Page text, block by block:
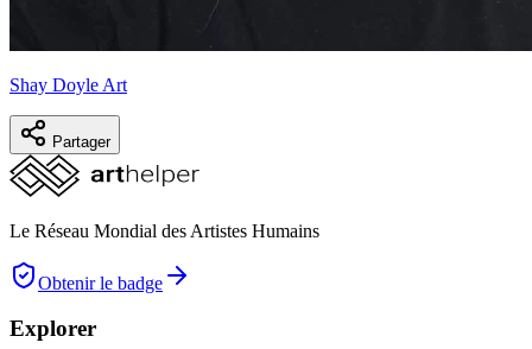
Shay Doyle Art
Partager
Le Réseau Mondial des Artistes Humains
Obtenir le badge
Explorer